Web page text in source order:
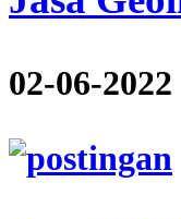
02-06-2022